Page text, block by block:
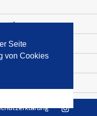
Seite
von Cookies
meistverkauftes Buch